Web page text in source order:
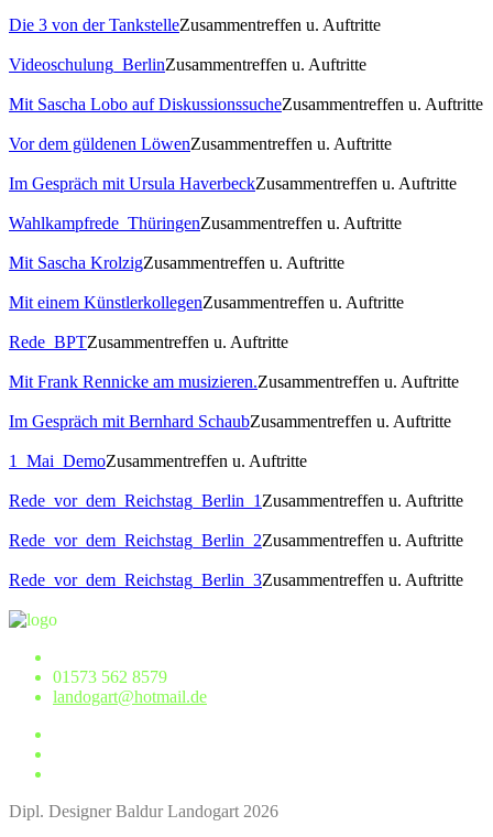
Die 3 von der TankstelleZusammentreffen u. Auftritte
Videoschulung_BerlinZusammentreffen u. Auftritte
Mit Sascha Lobo auf DiskussionssucheZusammentreffen u. Auftritte
Vor dem güldenen LöwenZusammentreffen u. Auftritte
Im Gespräch mit Ursula HaverbeckZusammentreffen u. Auftritte
Wahlkampfrede_ThüringenZusammentreffen u. Auftritte
Mit Sascha KrolzigZusammentreffen u. Auftritte
Mit einem KünstlerkollegenZusammentreffen u. Auftritte
Rede_BPTZusammentreffen u. Auftritte
Mit Frank Rennicke am musizieren.Zusammentreffen u. Auftritte
Im Gespräch mit Bernhard SchaubZusammentreffen u. Auftritte
1_Mai_DemoZusammentreffen u. Auftritte
Rede_vor_dem_Reichstag_Berlin_1 Zusammentreffen u. Auftritte
Rede_vor_dem_Reichstag_Berlin_2Zusammentreffen u. Auftritte
Rede_vor_dem_Reichstag_Berlin_3Zusammentreffen u. Auftritte
01573 562 8579
landogart@hotmail.de
Dipl. Designer Baldur Landogart 2026